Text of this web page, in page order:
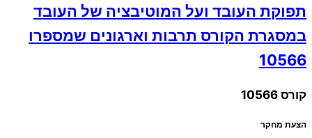
תפוקת העובד ועל המוטיבציה של העובד
במסגרת הקורס תרבות וארגונים שמספרו
10566
קורס 10566
הצעת מחקר